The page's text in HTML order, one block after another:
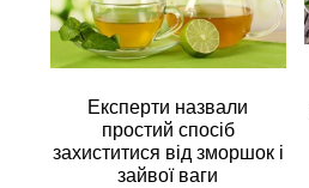
Експерти назвали
простий спосіб
захиститися від зморшок і
зайвої ваги